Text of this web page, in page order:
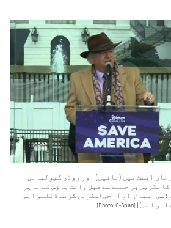
ایسٹ مین (بائیں) اور روڈی گیولیانی
6 جنوری 2021 کو کانگریس پر حملے سے قبل وائٹ ہاؤس کے باہر
سی - سپان. او آر جی (سکرین گریب ڈبلیو ایس
ایس)] [Photo: C-Span]